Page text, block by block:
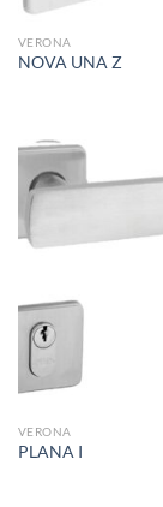
VERONA
NOVA UNA Z
VERONA
PLANA I